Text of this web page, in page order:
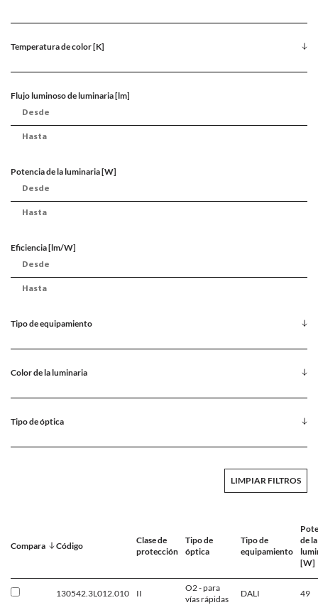
Temperatura de color [K]
Flujo luminoso de luminaria [lm]
Potencia de la luminaria [W]
Eficiencia [lm/W]
Tipo de equipamiento
Color de la luminaria
Tipo de óptica
LIMPIAR FILTROS
Compara Código
Clase de
protección
Tipo de
óptica
Tipo de
equipamiento
de la
[W]
130542.3L012.010 II
O2 - para
vías rápidas
DALI 49